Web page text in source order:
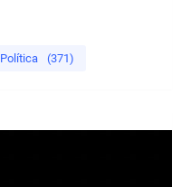
Política (371)